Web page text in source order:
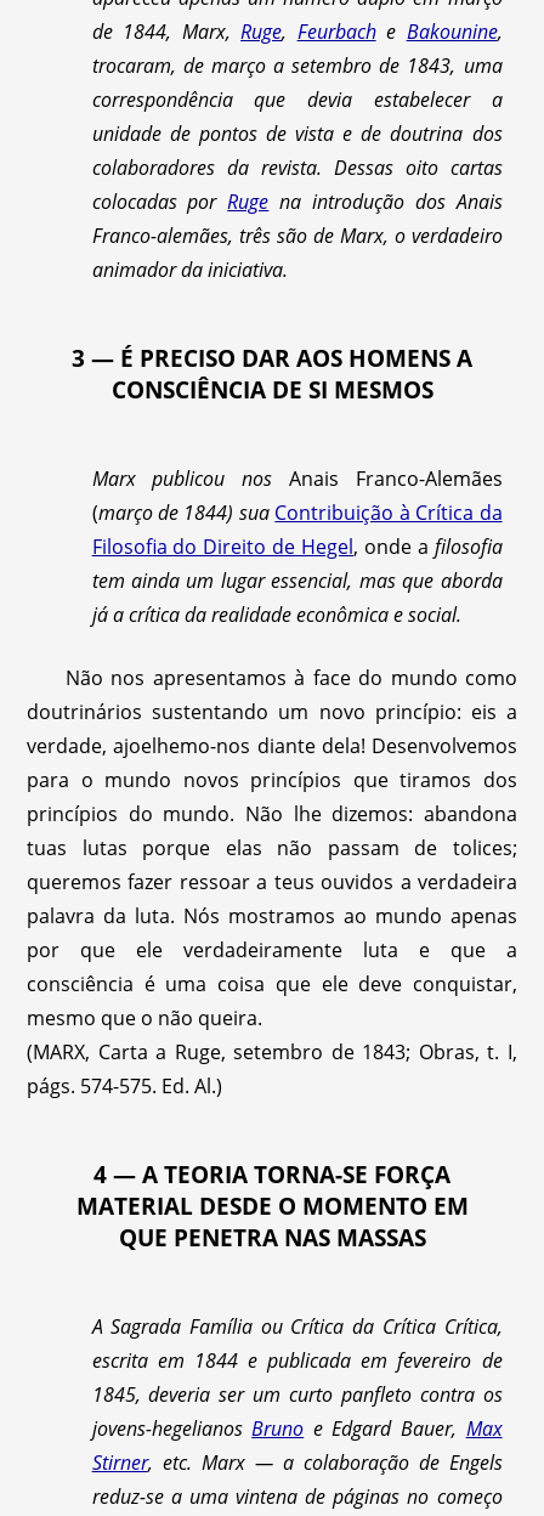
de 1844, Marx,Ruge, Feurbache Bakounine,
trocaram, de março a setembro de 1843, uma
correspondência que devia estabelecer a
unidade de pontos de vista e de doutrina dos
colaboradores da revista. Dessas oito cartas
colocadas porRuge na introdução dos Anais
Franco-alemães, três são de Marx, o verdadeiro
animador da iniciativa.
3 — É PRECISO DAR AOS HOMENS A
CONSCIÊNCIA DE SI MESMOS
Marx publicou nos Anais Franco-Alemães
(março de 1844) sua Contribuição à Crítica da
Filosofia do Direito de Hegel, onde a filosofia
tem ainda um lugar essencial, mas que aborda
já a crítica da realidade econômica e social.
Não nos apresentamos à face do mundo como
doutrinários sustentando um novo princípio: eis a
verdade, ajoelhemo-nos diante dela! Desenvolvemos
para o mundo novos princípios que tiramos dos
princípios do mundo. Não lhe dizemos: abandona
tuas lutas porque elas não passam de tolices;
queremos fazer ressoar a teus ouvidos a verdadeira
palavra da luta. Nós mostramos ao mundo apenas
por que ele verdadeiramente luta e que a
consciência é uma coisa que ele deve conquistar,
mesmo que o não queira.
(MARX, Carta a Ruge, setembro de 1843; Obras, t. I,
págs. 574-575. Ed. Al.)
4 — A TEORIA TORNA-SE FORÇA
MATERIAL DESDE O MOMENTO EM
QUE PENETRA NAS MASSAS
A Sagrada Família ou Crítica da Crítica Crítica,
escrita em 1844 e publicada em fevereiro de
1845, deveria ser um curto panfleto contra os
jovens-hegelianosBruno e Edgard Bauer, Max
Stirner, etc. Marx — a colaboração de Engels
reduz-se a uma vintena de páginas no começo